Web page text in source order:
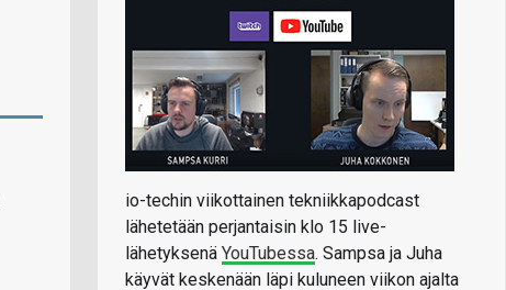
io-techin viikottainen tekniikkapodcast
lähetetään perjantaisin klo 15 live-
lähetyksenä YouTubessa. Sampsa ja Juha
käyvät keskenään läpi kuluneen viikon ajalta